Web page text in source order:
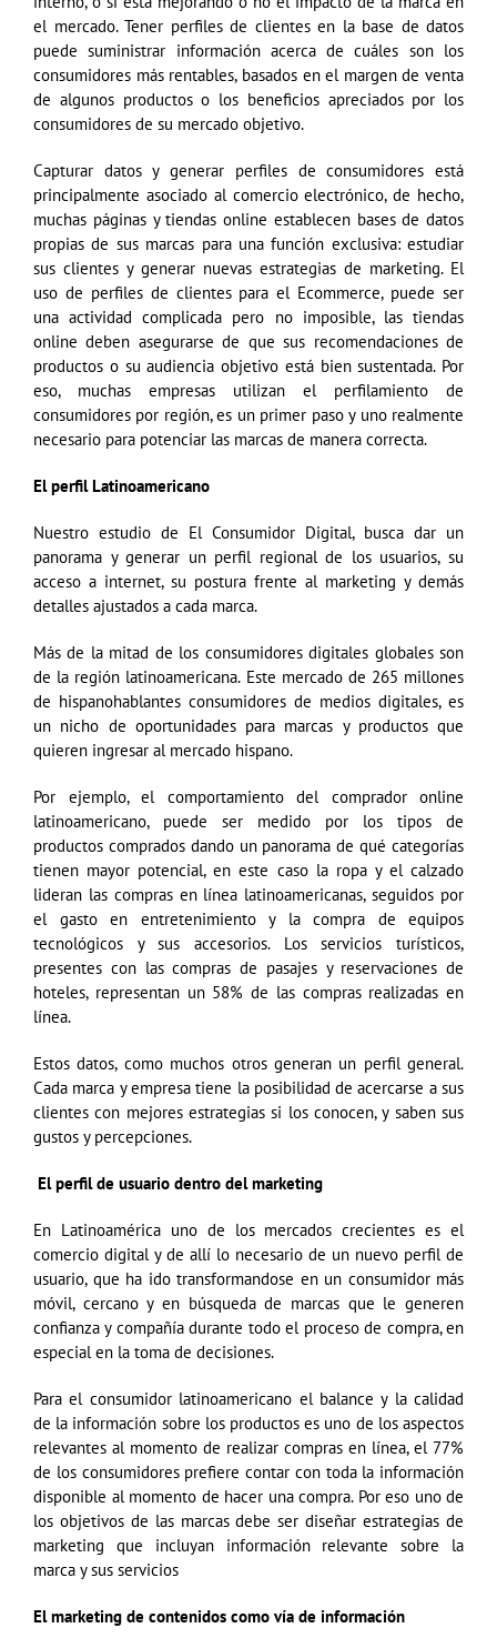
el mercado. Tener perfiles de clientes en la base de datos
puede suministrar información acerca de cuáles son los
consumidores más rentables, basados en el margen de venta
de algunos productos o los beneficios apreciados por los
consumidores de su mercado objetivo.
Capturar datos y generar perfiles de consumidores está
principalmente asociado al comercio electrónico, de hecho,
muchas páginas y tiendas online establecen bases de datos
propias de sus marcas para una función exclusiva: estudiar
sus clientes y generar nuevas estrategias de marketing. El
uso de perfiles de clientes para el Ecommerce, puede ser
una actividad complicada pero no imposible, las tiendas
online deben asegurarse de que sus recomendaciones de
productos o su audiencia objetivo está bien sustentada. Por
eso, muchas empresas utilizan el perfilamiento de
consumidores por región, es un primer paso y uno realmente
necesario para potenciar las marcas de manera correcta.
El perfil Latinoamericano
Nuestro estudio de El Consumidor Digital, busca dar un
panorama y generar un perfil regional de los usuarios, su
acceso a internet, su postura frente al marketing y demás
detalles ajustados a cada marca.
Más de la mitad de los consumidores digitales globales son
de la región latinoamericana. Este mercado de 265 millones
de hispanohablantes consumidores de medios digitales, es
un nicho de oportunidades para marcas y productos que
quieren ingresar al mercado hispano.
Por ejemplo, el comportamiento del comprador online
latinoamericano, puede ser medido por los tipos de
productos comprados dando un panorama de qué categorías
tienen mayor potencial, en este caso la ropa y el calzado
lideran las compras en línea latinoamericanas, seguidos por
el gasto en entretenimiento y la compra de equipos
tecnológicos y sus accesorios. Los servicios turísticos,
presentes con las compras de pasajes y reservaciones de
hoteles, representan un 58% de las compras realizadas en
línea.
Estos datos, como muchos otros generan un perfil general.
Cada marca y empresa tiene la posibilidad de acercarse a sus
clientes con mejores estrategias si los conocen, y saben sus
gustos y percepciones.
El perfil de usuario dentro del marketing
En Latinoamérica uno de los mercados crecientes es el
comercio digital y de allí lo necesario de un nuevo perfil de
usuario, que ha ido transformandose en un consumidor más
móvil, cercano y en búsqueda de marcas que le generen
confianza y compañía durante todo el proceso de compra, en
especial en la toma de decisiones.
Para el consumidor latinoamericano el balance y la calidad
de la información sobre los productos es uno de los aspectos
relevantes al momento de realizar compras en línea, el 77%
de los consumidores prefiere contar con toda la información
disponible al momento de hacer una compra. Por eso uno de
los objetivos de las marcas debe ser diseñar estrategias de
marketing que incluyan información relevante sobre la
marca y sus servicios
El marketing de contenidos como vía de información